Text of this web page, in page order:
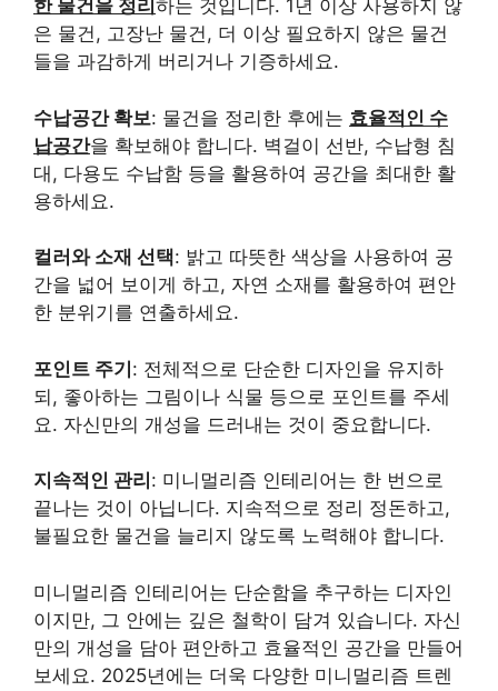
한 물건을 정리 하는 것입니다. 1년 이상 사용하지 않
은 물건, 고장난 물건, 더 이상 필요하지 않은 물건
들을 과감하게 버리거나 기증하세요.
수납공간 확보: 물건을 정리한 후에는 효율적인 수
납공간을 확보해야 합니다. 벽걸이 선반, 수납형 침
대, 다용도 수납함 등을 활용하여 공간을 최대한 활
용하세요.
컬러와 소재 선택: 밝고 따뜻한 색상을 사용하여 공
간을 넓어 보이게 하고, 자연 소재를 활용하여 편안
한 분위기를 연출하세요.
포인트 주기: 전체적으로 단순한 디자인을 유지하
되, 좋아하는 그림이나 식물 등으로 포인트를 주세
요. 자신만의 개성을 드러내는 것이 중요합니다.
지속적인 관리 : 미니멀리즘 인테리어는 한 번으로
끝나는 것이 아닙니다. 지속적으로 정리 정돈하고,
불필요한 물건을 늘리지 않도록 노력해야 합니다.
미니멀리즘 인테리어는 단순함을 추구하는 디자인
이지만, 그 안에는 깊은 철학이 담겨 있습니다. 자신
만의 개성을 담아 편안하고 효율적인 공간을 만들어
보세요. 2025년에는 더욱 다양한 미니멀리즘 트렌